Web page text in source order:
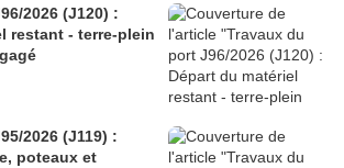
2026 (J120) :
restant - terre-plein
2026 (J119) :
poteaux et